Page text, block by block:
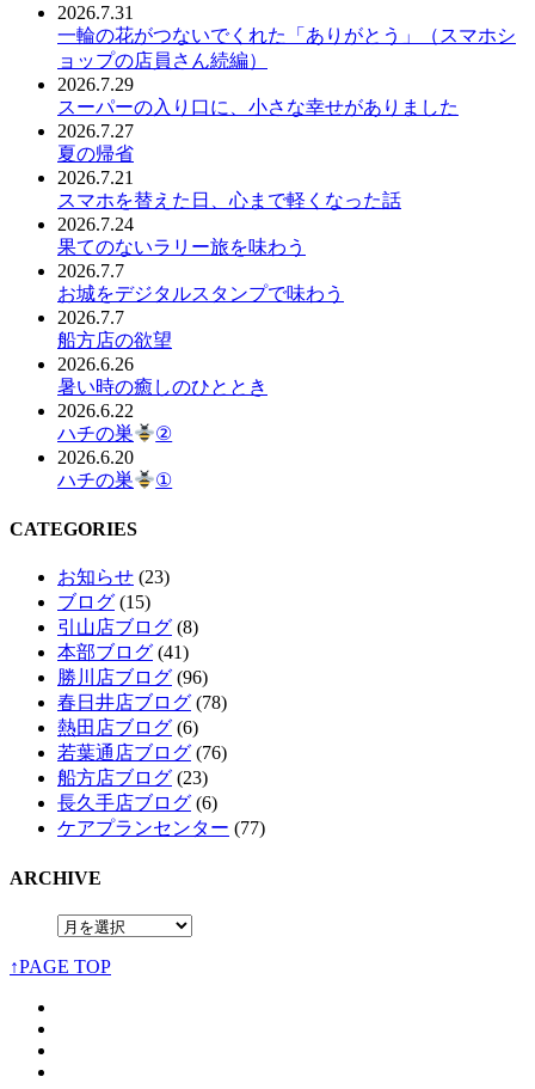
2026.7.31
一輪の花がつないでくれた「ありがとう」（スマホシ
ョップの店員さん続編）
2026.7.29
スーパーの入り口に、小さな幸せがありました
2026.7.27
夏の帰省
2026.7.21
スマホを替えた日、心まで軽くなった話
2026.7.24
果てのないラリー旅を味わう
2026.7.7
お城をデジタルスタンプで味わう
2026.7.7
船方店の欲望
2026.6.26
暑い時の癒しのひととき
2026.6.22
ハチの巣
②
2026.6.20
ハチの巣
①
CATEGORIES
お知らせ (23)
ブログ (15)
引山店ブログ (8)
本部ブログ (41)
勝川店ブログ (96)
春日井店ブログ (78)
熱田店ブログ (6)
若葉通店ブログ (76)
船方店ブログ (23)
長久手店ブログ (6)
ケアプランセンター (77)
ARCHIVE
↑PAGE TOP